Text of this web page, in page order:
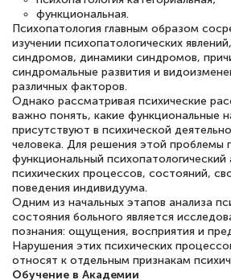
функциональная.
Психопатология главным образом
изучении психопатологических
синдромов, динамики синдромов,
синдромальные развития и
различных факторов.
Однако рассматривая психические
важно понять, какие функциональные
присутствуют в психической
человека. Для решения этой проблемы
функциональный психопа­тологический
психических процессов, состояний,
поведения индивидуума.
Одним из начальных этапов анализа
состояния больного является
познания: ощущения, восприятия и
Нарушения этих психических
относят к отдельным признакам
Обучение в Академии